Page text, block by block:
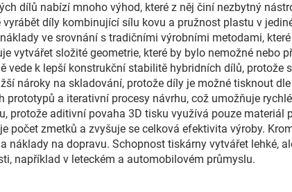
dílů nabízí mnoho výhod, které z něj činí nezbytný
díly kombinující sílu kovu a pružnost plastu v
ve srovnání s tradičními výrobními metodami,
vytvářet složité geometrie, které by bylo nemožné nebo
vede k lepší konstrukční stabilitě hybridních dílů, protože
nároky na skladování, protože díly je možné tisknout
prototypů a iterativní procesy návrhu, což umožňuje
protože aditivní povaha 3D tisku využívá pouze
počet zmetků a zvyšuje se celková efektivita výroby.
náklady na dopravu. Schopnost tiskárny vytvářet lehké,
například v leteckém a automobilovém průmyslu.